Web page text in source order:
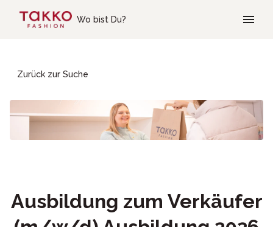
Wo bist Du?
Zurück zur Suche
Ausbildung zum Verkäufer